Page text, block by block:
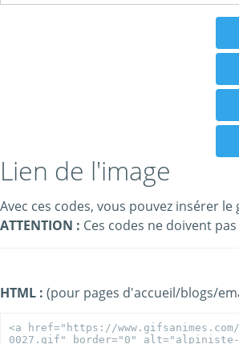
Lien de l'image
Avec ces codes, vous pouvez insérer
ATTENTION : Ces codes ne doivent
HTML : (pour pages d'accueil/blogs/